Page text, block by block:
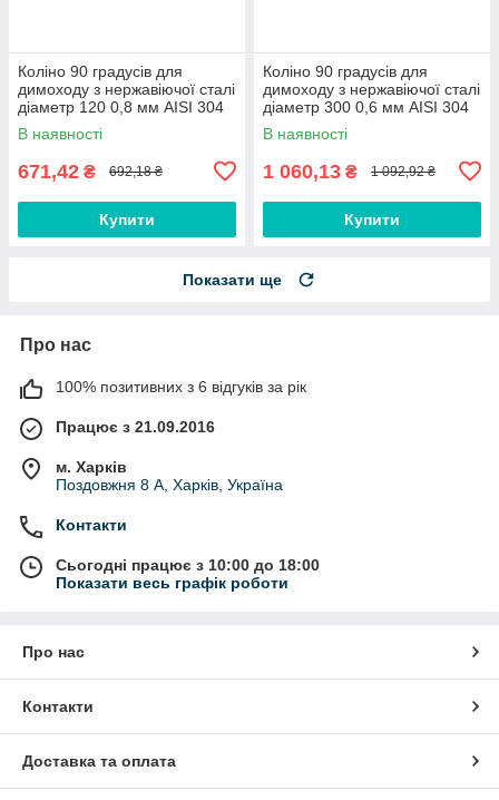
Коліно 90 градусів для
димоходу з нержавіючої сталі
діаметр 120 0,8 мм AISI 304
В наявності
671,42 ₴ 692,18 ₴
Купити
Коліно 90 градусів для
димоходу з нержавіючої сталі
діаметр 300 0,6 мм AISI 304
В наявності
1 060,13 ₴ 1 092,92 ₴
Купити
Показати ще
Про нас
100% позитивних з 6 відгуків за рік
Працює з 21.09.2016
м. Харків
Поздовжня 8 А, Харків, Україна
Контакти
Сьогодні працює з 10:00 до 18:00
Показати весь графік роботи
Про нас
Контакти
Доставка та оплата